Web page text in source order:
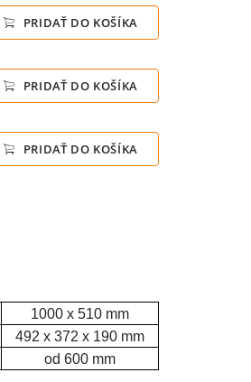
PRIDAŤ DO KOŠÍKA
PRIDAŤ DO KOŠÍKA
PRIDAŤ DO KOŠÍKA
1000 x 510 mm
492 x 372 x 190 mm
od 600 mm